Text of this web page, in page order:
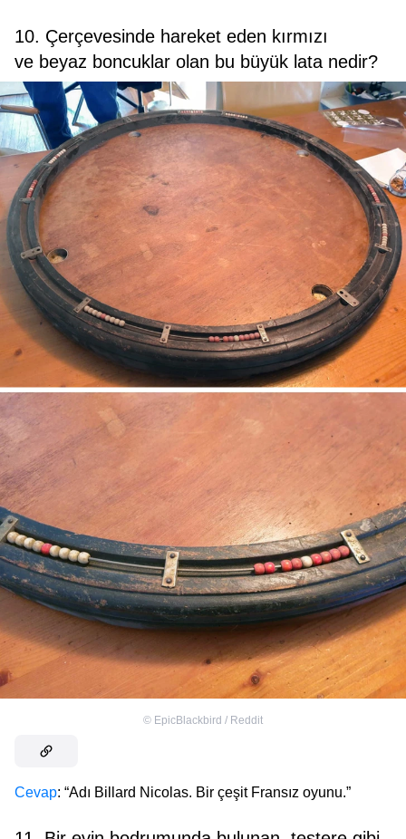
10. Çerçevesinde hareket eden kırmızı
ve beyaz boncuklar olan bu büyük lata nedir?
© EpicBlackbird / Reddit
Cevap: “Adı Billard Nicolas. Bir çeşit Fransız oyunu.”